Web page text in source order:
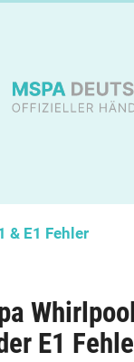
& E1 Fehler
E1